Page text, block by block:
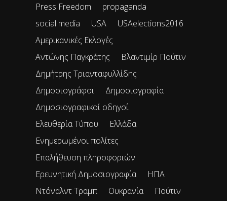
Press Freedom
propaganda
social media
USA
USAelections2016
Αμερικανικές Εκλογές
Αντώνης Παγκράτης
Βλαντιμίρ Πούτιν
Δημήτρης Τριανταφυλλίδης
Δημοσιογράφοι
Δημοσιογραφία
Δημοσιογραφικοί οδηγοί
Ελευθερία Τύπου
Ελλάδα
Ενημερωμένοι πολίτες
Επαλήθευση πληροφοριών
Ερευνητική Δημοσιογραφία
ΗΠΑ
Ντόναλντ Τραμπ
Ουκρανία
Πούτιν